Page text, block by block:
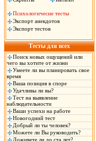
Психологичесие тесты
Экспорт анекдотов
Экспорт тестов
Тесты для всех
Поиск новых ощущений или
чего вы хотите от жизни
Умеете ли вы планировать свое
время
Ваша позиция в споре
Удачливы ли вы?
Тест на выявление
наблюдательности
Ваши успехи на работе
Новогодний тест
Добрый ли ты человек?
Можете ли Вы руководить?
Доживете ли до ста лет?